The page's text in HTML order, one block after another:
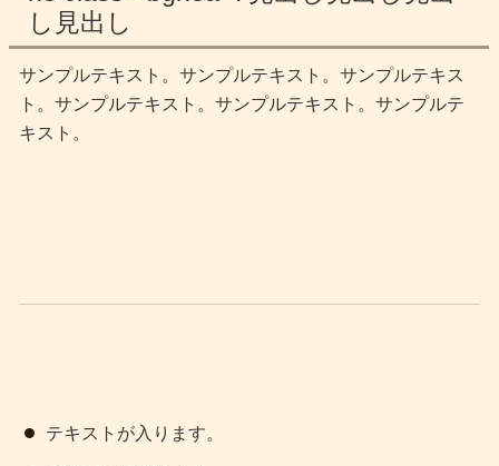
し見出し
サンプルテキスト。サンプルテキスト。サンプルテキス
ト。サンプルテキスト。サンプルテキスト。サンプルテ
キスト。
テキストが入ります。